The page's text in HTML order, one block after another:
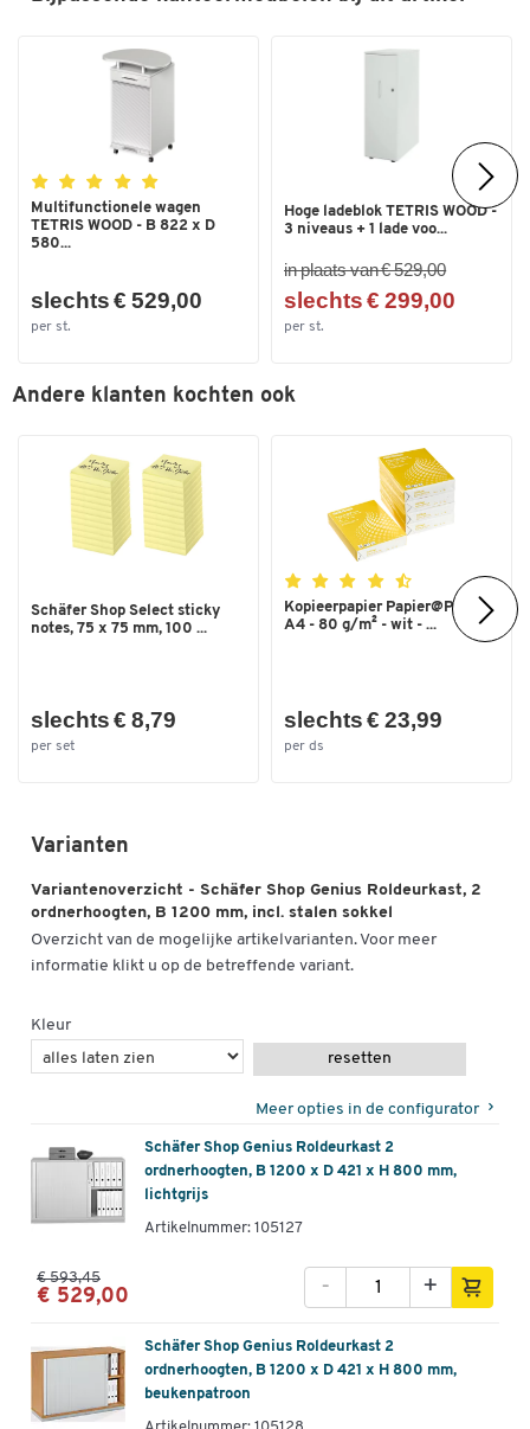
Breedte (mm)
Multifunctionele wagen
TETRIS WOOD - B 822 x D
580...
slechts € 529,00
per st.
Hoge ladeblok TETRIS WOOD -
3 niveaus + 1 lade voo...
in plaats van € 529,00
slechts € 299,00
per st.
Andere klanten kochten ook
Schäfer Shop Select sticky
notes, 75 x 75 mm, 100 ...
slechts € 8,79
per set
Kopieerpapier Papier@Print -
A4 - 80 g/m² - wit - ...
slechts € 23,99
per ds
Varianten
Variantenoverzicht - Schäfer Shop Genius Roldeurkast, 2
ordnerhoogten, B 1200 mm, incl. stalen sokkel
Overzicht van de mogelijke artikelvarianten. Voor meer
informatie klikt u op de betreffende variant.
Kleur
resetten
Meer opties in de configurator
Schäfer Shop Genius Roldeurkast 2
ordnerhoogten, B 1200 x D 421 x H 800 mm,
lichtgrijs
Artikelnummer: 105127
€ 593,45
€ 529,00 +
-
Schäfer Shop Genius Roldeurkast 2
ordnerhoogten, B 1200 x D 421 x H 800 mm,
beukenpatroon